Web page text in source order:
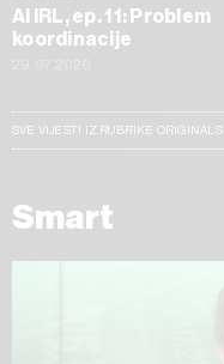
AI IRL, ep. 11: Problem
koordinacije
SVE VIJESTI IZ RUBRIKE ORIGINALS
Smart